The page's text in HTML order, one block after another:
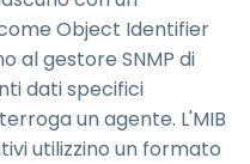
Object Identifier
al gestore SNMP di
dati specifici
un agente. L'MIB
utilizzino un formato